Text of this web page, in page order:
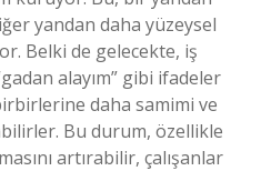
yandan daha yüzeysel
Belki de gelecekte, iş
alayım” gibi ifadeler
daha samimi ve
Bu durum, özellikle
artırabilir, çalışanlar